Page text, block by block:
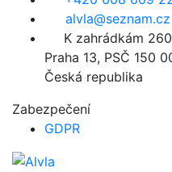
alvla@seznam.cz
K zahrádkám
Praha 13, PSČ 150
Česká republika
Zabezpečení
GDPR